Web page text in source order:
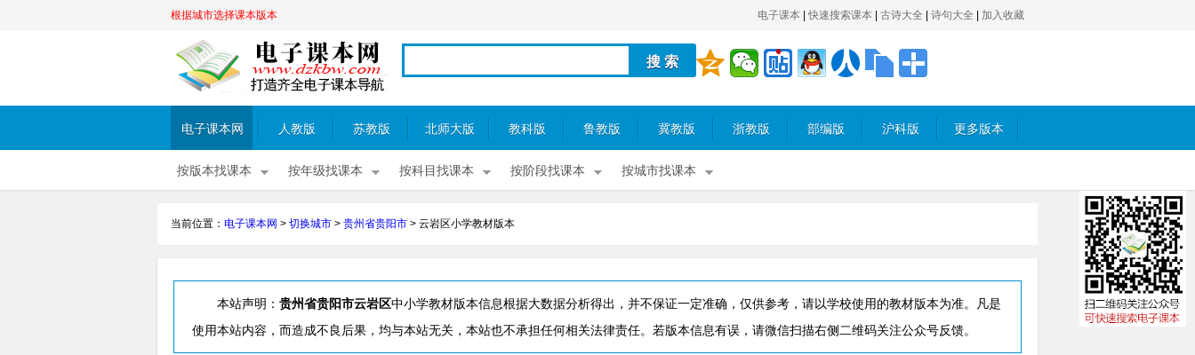
根据城市选择课本版本 电子课本 快速搜索课本 古诗大全 诗句大全 加入收藏
电子课本网 人教版 苏教版 北师大版 教科版 鲁教版 冀教版 浙教版 部编版 沪科版 更多版本
按版本找课本 按年级找课本 按科目找课本 按阶段找课本 按城市找课本
当前位置： 电子课本网 > 切换城市 > 贵州省贵阳市 > 云岩区小学教材版本
本站声明： 贵州省贵阳市云岩区中小学教材版本信息根据大数据分析得出，并不保证一定准确，仅供参考，请以学校使用的教材版本为准。凡是
使用本站内容，而造成不良后果，均与本站无关，本站也不承担任何相关法律责任。若版本信息有误，请微信扫描右侧二维码关注公众号反馈。